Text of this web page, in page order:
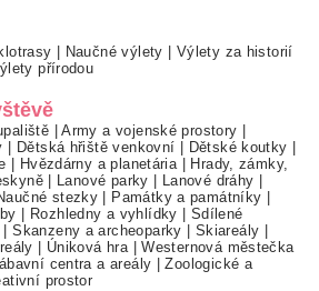
Naučné výlety
Výlety za historií
přírodou
|Army a vojenské prostory
Dětská hřiště venkovní Dětské koutky
Hvězdárny a planetária|
Hrady, zámky,
| Lanové parky Lanové dráhy
stezky Památky a památníky
Rozhledny a vyhlídky
Sdílené
|Skanzeny a archeoparky Skiareály
Úniková hra|Westernová městečka
centra a areály |Zoologické a
prostor